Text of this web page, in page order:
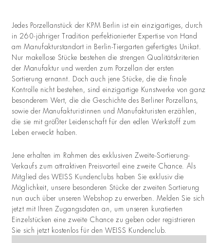
Jedes Porzellanstück der KPM Berlin ist ein einzigartiges, durch
in 260-jähriger Tradition perfektionierter Expertise von Hand
am Manufakturstandort in Berlin-Tiergarten gefertigtes Unikat.
Nur makellose Stücke bestehen die strengen Qualitätskriterien
der Manufaktur und werden zum Porzellan der ersten
Sortierung ernannt. Doch auch jene Stücke, die die finale
Kontrolle nicht bestehen, sind einzigartige Kunstwerke von ganz
besonderem Wert, die die Geschichte des Berliner Porzellans,
sowie der Manufakturistinnen und Manufakturisten erzählen,
die sie mit größter Leidenschaft für den edlen Werkstoff zum
Leben erweckt haben.
Jene erhalten im Rahmen des exklusiven Zweite-Sortierung-
Verkaufs zum attraktiven Preisvorteil eine zweite Chance. Als
Mitglied des WEISS Kundenclubs haben Sie exklusiv die
Möglichkeit, unsere besonderen Stücke der zweiten Sortierung
nun auch über unseren Webshop zu erwerben. Melden Sie sich
jetzt mit Ihren Zugangsdaten an, um unseren kuratierten
Einzelstücken eine zweite Chance zu geben oder registrieren
Sie sich jetzt kostenlos für den WEISS Kundenclub.